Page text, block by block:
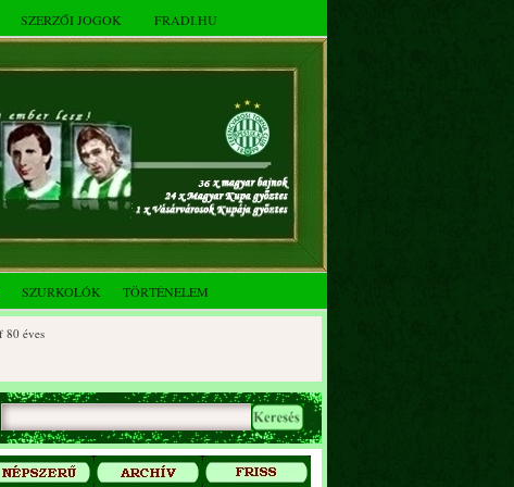
SZERZŐI JOGOK FRADI.HU
SZURKOLÓK TÖRTÉNELEM